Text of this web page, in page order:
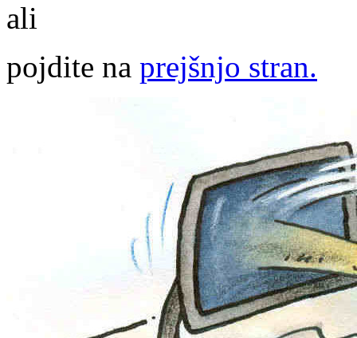
ali
pojdite na prejšnjo stran.